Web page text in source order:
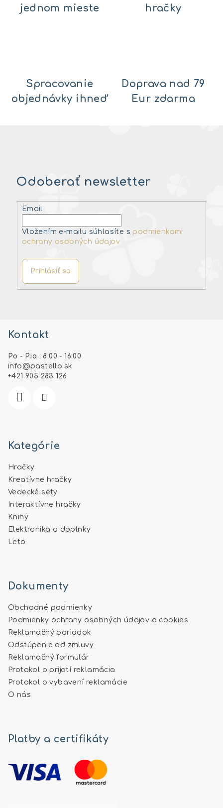
jednom mieste
hračky
Spracovanie
objednávky ihneď
Doprava nad 79
Eur zdarma
Odoberať newsletter
Email
Vložením e-mailu súhlasíte s podmienkami
ochrany osobných údajov
Prihlásiť sa
Kontakt
Po - Pia : 8:00 - 16:00
info @pastello.sk
+421 905 283 126
Kategórie
Hračky
Kreatívne hračky
Vedecké sety
Interaktívne hračky
Knihy
Elektronika a doplnky
Leto
Dokumenty
Obchodné podmienky
Podmienky ochrany osobných údajov a cookies
Reklamačný poriadok
Odstúpenie od zmluvy
Reklamačný formulár
Protokol o prijatí reklamácia
Protokol o vybavení reklamácie
O nás
Platby a certifikáty